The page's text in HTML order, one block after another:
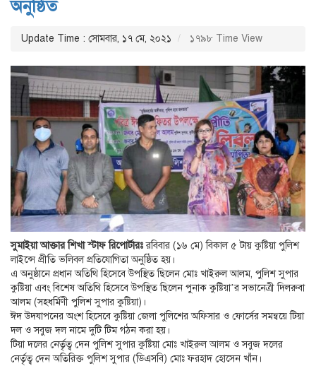
অনুষ্ঠিত
Update Time : সোমবার, ১৭ মে, ২০২১ ১৭৯৮ Time View
সুমাইয়া আক্তার শিখা স্টাফ রিপোর্টারঃরবিবার (১৬ মে) বিকাল ৫ টায় কুষ্টিয়া পুলিশ
লাইন্সে প্রীতি ভলিবল প্রতিযোগিতা অনুষ্ঠিত হয়।
এ অনুষ্ঠানে প্রধান অতিথি হিসেবে উপস্থিত ছিলেন মোঃ খাইরুল আলম, পুলিশ সুপার
কুষ্টিয়া এবং বিশেষ অতিথি হিসেবে উপস্থিত ছিলেন পুনাক কুষ্টিয়া’র সভানেত্রী দিলরুবা
আলম (সহধর্মিণী পুলিশ সুপার কুষ্টিয়া)।
ঈদ উদযাপনের অংশ হিসেবে কুষ্টিয়া জেলা পুলিশের অফিসার ও ফোর্সের সমন্বয়ে টিয়া
দল ও সবুজ দল নামে দুটি টিম গঠন করা হয়।
টিয়া দলের নের্তৃত্ব দেন পুলিশ সুপার কুষ্টিয়া মোঃ খাইরুল আলম ও সবুজ দলের
নের্তৃত্ব দেন অতিরিক্ত পুলিশ সুপার (ডিএসবি) মোঃ ফরহাদ হোসেন খাঁন।